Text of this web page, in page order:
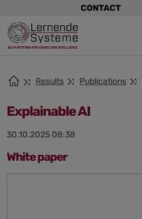
to
navigation
to
main
content
to
footer
CONTACT
Results Publications
Explainable AI
30.10.2025 08:38
White paper